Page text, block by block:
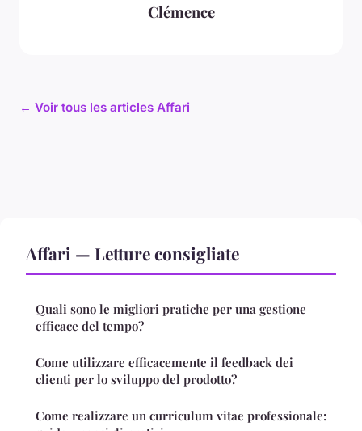
Clémence
← Voir tous les articles Affari
Affari — Letture consigliate
Quali sono le migliori pratiche per una gestione
efficace del tempo?
Come utilizzare efficacemente il feedback dei
clienti per lo sviluppo del prodotto?
Come realizzare un curriculum vitae professionale: